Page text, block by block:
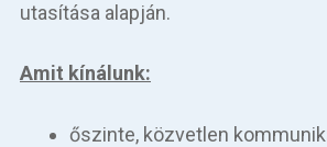
utasítása alapján.
Amit kínálunk:
őszinte, közvetlen